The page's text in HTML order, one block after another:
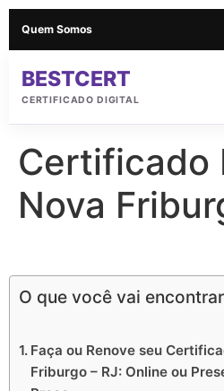
Quem Somos
BESTCERT
CERTIFICADO DIGITAL
Certificado
Nova
O que você vai
Faça ou Renove seu
Friburgo – RJ: Online ou